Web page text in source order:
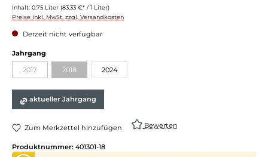
Inhalt: 0.75 Liter (83,33 €* / 1 Liter)
Preise inkl. MwSt. zzgl. Versandkosten
Derzeit nicht verfügbar
Jahrgang
2017 2018 2024
aktueller Jahrgang
Zum Merkzettel hinzufügen Bewerten
Produktnummer: 401301-18